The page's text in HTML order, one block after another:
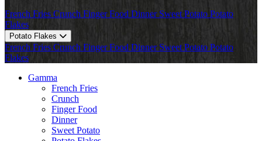
French Fries Crunch Finger Food Dinner Sweet Potato Potato
Flakes
Potato Flakes
French Fries Crunch Finger Food Dinner Sweet Potato Potato
Flakes
Gamma
French Fries
Crunch
Finger Food
Dinner
Sweet Potato